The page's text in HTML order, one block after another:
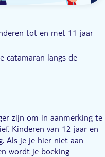
tot en met 11 jaar
catamaran langs de
en frisdrank is
snorkelaars, dus je bent
zijn om in aanmerking te
Kinderen van 12 jaar en
Als je je hier niet aan
wordt je boeking